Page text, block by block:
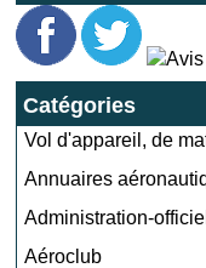
Catégories
Vol d'appareil, de
Annuaires
Administration-
Aéroclub